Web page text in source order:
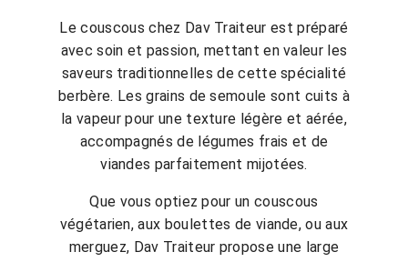
Le couscous chez Dav Traiteur est préparé
avec soin et passion, mettant en valeur les
saveurs traditionnelles de cette spécialité
berbère. Les grains de semoule sont cuits à
la vapeur pour une texture légère et aérée,
accompagnés de légumes frais et de
viandes parfaitement mijotées.
Que vous optiez pour un couscous
végétarien, aux boulettes de viande, ou aux
merguez, Dav Traiteur propose une large